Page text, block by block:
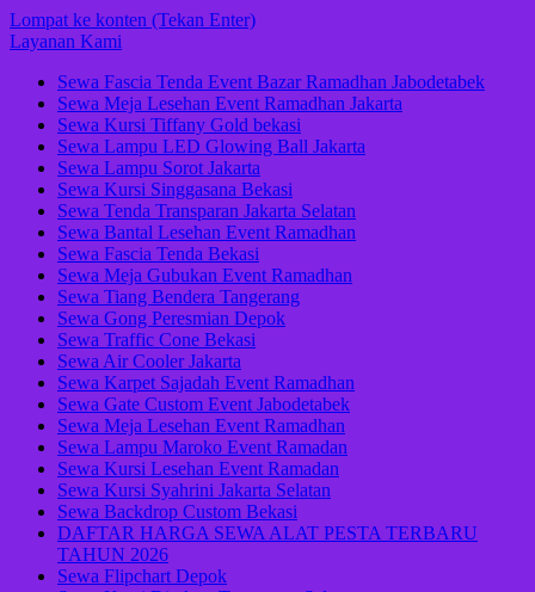
Lompat ke konten (Tekan Enter)
Layanan Kami
Sewa Fascia Tenda Event Bazar Ramadhan Jabodetabek
Sewa Meja Lesehan Event Ramadhan Jakarta
Sewa Kursi Tiffany Gold bekasi
Sewa Lampu LED Glowing Ball Jakarta
Sewa Lampu Sorot Jakarta
Sewa Kursi Singgasana Bekasi
Sewa Tenda Transparan Jakarta Selatan
Sewa Bantal Lesehan Event Ramadhan
Sewa Fascia Tenda Bekasi
Sewa Meja Gubukan Event Ramadhan
Sewa Tiang Bendera Tangerang
Sewa Gong Peresmian Depok
Sewa Traffic Cone Bekasi
Sewa Air Cooler Jakarta
Sewa Karpet Sajadah Event Ramadhan
Sewa Gate Custom Event Jabodetabek
Sewa Meja Lesehan Event Ramadhan
Sewa Lampu Maroko Event Ramadan
Sewa Kursi Lesehan Event Ramadan
Sewa Kursi Syahrini Jakarta Selatan
Sewa Backdrop Custom Bekasi
DAFTAR HARGA SEWA ALAT PESTA TERBARU
TAHUN 2026
Sewa Flipchart Depok